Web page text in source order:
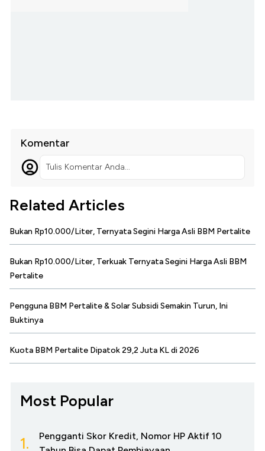
Komentar
Tulis Komentar Anda...
Related Articles
Bukan Rp10.000/Liter, Ternyata Segini Harga Asli BBM Pertalite
Bukan Rp10.000/Liter, Terkuak Ternyata Segini Harga Asli BBM
Pertalite
Pengguna BBM Pertalite & Solar Subsidi Semakin Turun, Ini
Buktinya
Kuota BBM Pertalite Dipatok 29,2 Juta KL di 2026
Most Popular
1.
Pengganti Skor Kredit, Nomor HP Aktif 10